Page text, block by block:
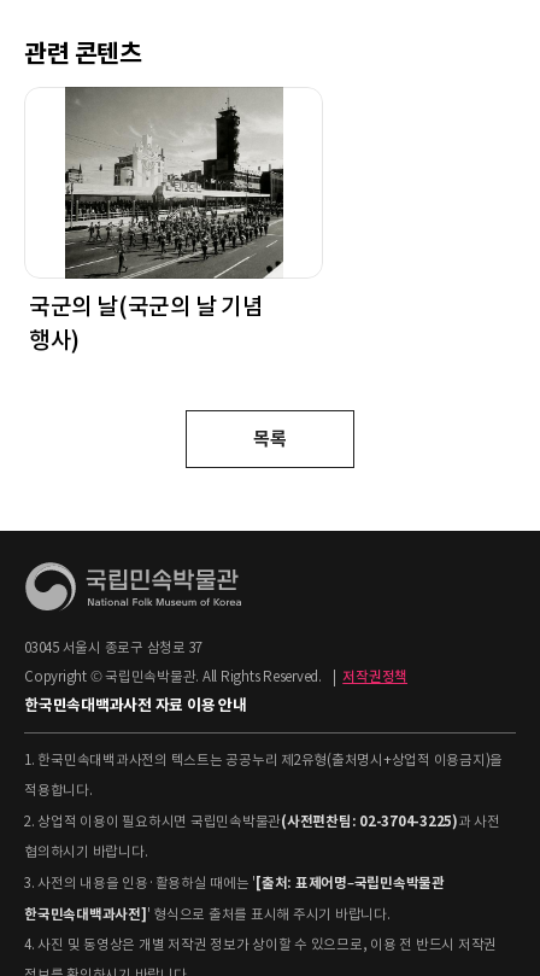
관련 콘텐츠
국군의 날(국군의 날 기념
행사)
목록
03045 서울시 종로구 삼청로 37
Copyright © 국립민속박물관. All Rights Reserved.
저작권정책
한국민속대백과사전 자료 이용 안내
1. 한국민속대백과사전의 텍스트는 공공누리 제2유형(출처명시+상업적 이용금지)을
적용합니다.
2. 상업적 이용이 필요하시면 국립민속박물관(사전편찬팀: 02-3704-3225)과 사전
협의하시기 바랍니다.
3. 사전의 내용을 인용·활용하실 때에는 ' [출처: 표제어명–국립민속박물관
한국민속대백과사전] ' 형식으로 출처를 표시해 주시기 바랍니다.
4. 사진 및 동영상은 개별 저작권 정보가 상이할 수 있으므로, 이용 전 반드시 저작권